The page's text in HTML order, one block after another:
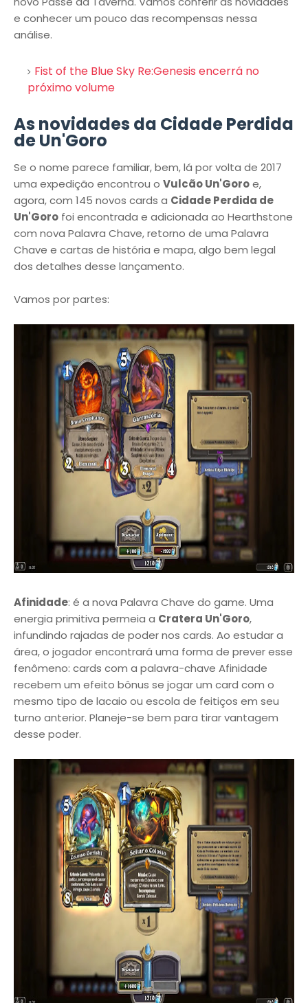
e conhecer um pouco das recompensas nessa
análise.
Fist of the Blue Sky Re:Genesis encerrá no
próximo volume
As novidades da Cidade Perdida
de Un'Goro
Se o nome parece familiar, bem, lá por volta de 2017
uma expedição encontrou o Vulcão Un'Goroe,
agora, com 145 novos cards a Cidade Perdida de
Un'Goro foi encontrada e adicionada ao Hearthstone
com nova Palavra Chave, retorno de uma Palavra
Chave e cartas de história e mapa, algo bem legal
dos detalhes desse lançamento.
Vamos por partes:
Afinidade: é a nova Palavra Chave do game. Uma
energia primitiva permeia a Cratera Un'Goro,
infundindo rajadas de poder nos cards. Ao estudar a
área, o jogador encontrará uma forma de prever esse
fenômeno: cards com a palavra-chave Afinidade
recebem um efeito bônus se jogar um card com o
mesmo tipo de lacaio ou escola de feitiços em seu
turno anterior. Planeje-se bem para tirar vantagem
desse poder.